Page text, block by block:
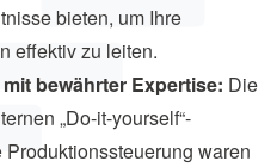
bieten, um Ihre
effektiv zu leiten.
bewährter Expertise: Die
„Do-it-yourself“-
waren